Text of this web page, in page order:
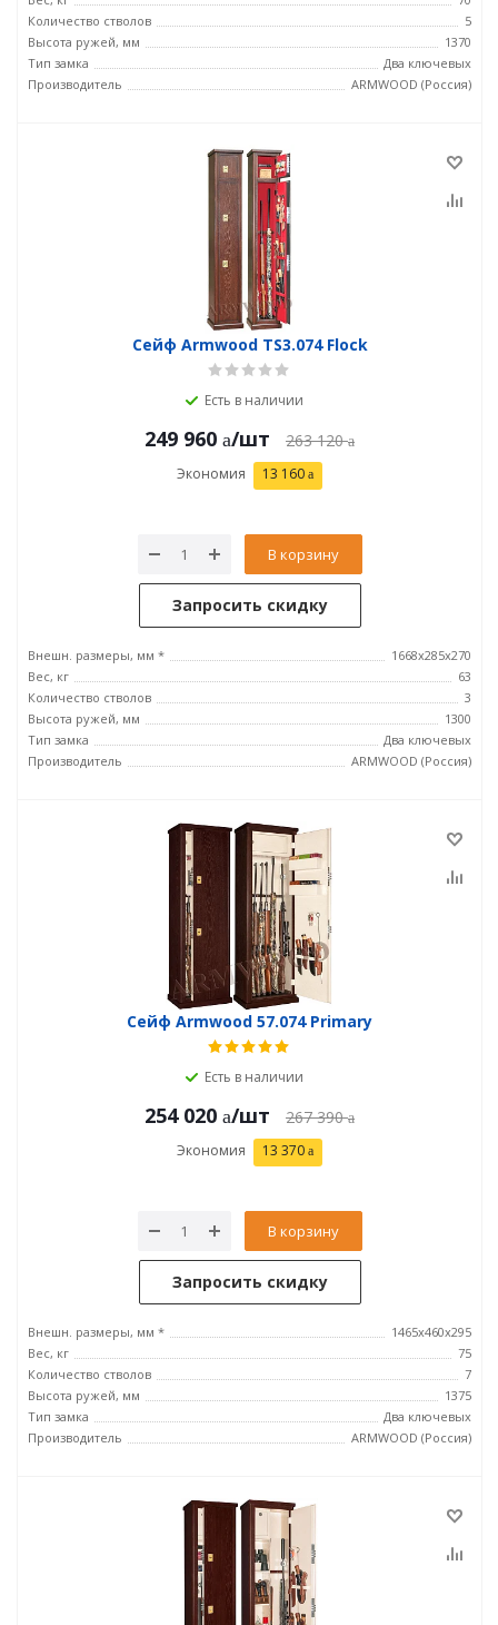
Количество стволов
5
Высота ружей, мм
1370
Тип замка
Два ключевых
Производитель
ARMWOOD (Россия)
Сейф Armwood TS3.074 Flock
Есть в наличии
249 960 /шт 263 120
Экономия 13 160
В корзину
Запросить скидку
Внешн. размеры, мм *
1668х285х270
Вес, кг
63
Количество стволов
3
Высота ружей, мм
1300
Тип замка
Два ключевых
Производитель
ARMWOOD (Россия)
Сейф Armwood 57.074 Primary
Есть в наличии
254 020 /шт 267 390
Экономия 13 370
В корзину
Запросить скидку
Внешн. размеры, мм *
1465х460х295
Вес, кг
75
Количество стволов
7
Высота ружей, мм
1375
Тип замка
Два ключевых
Производитель
ARMWOOD (Россия)